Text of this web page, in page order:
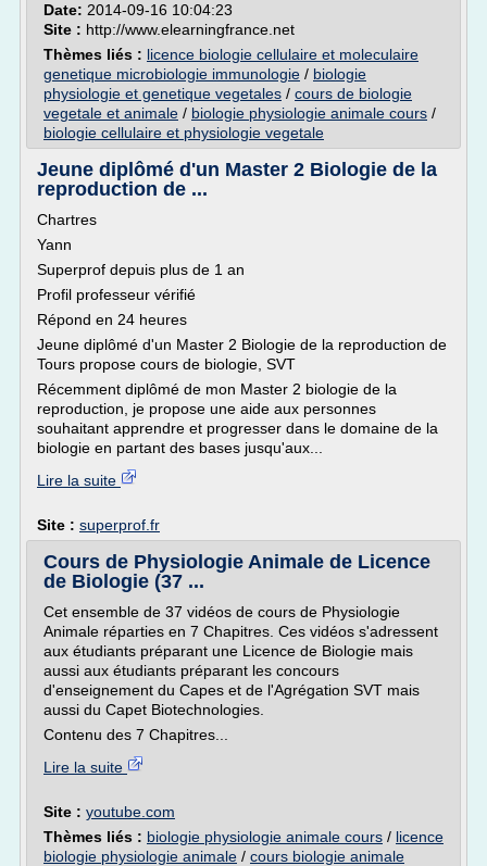
Date: 2014-09-16 10:04:23
Site : http://www.elearningfrance.net
Thèmes liés : licence biologie cellulaire et moleculaire
genetique microbiologie immunologie / biologie
physiologie et genetique vegetales / cours de biologie
vegetale et animale / biologie physiologie animale cours /
biologie cellulaire et physiologie vegetale
Jeune diplômé d'un Master 2 Biologie de la
reproduction de ...
Chartres
Yann
Superprof depuis plus de 1 an
Profil professeur vérifié
Répond en 24 heures
Jeune diplômé d'un Master 2 Biologie de la reproduction de
Tours propose cours de biologie, SVT
Récemment diplômé de mon Master 2 biologie de la
reproduction, je propose une aide aux personnes
souhaitant apprendre et progresser dans le domaine de la
biologie en partant des bases jusqu'aux...
Lire la suite
Site : superprof.fr
Cours de Physiologie Animale de Licence
de Biologie (37 ...
Cet ensemble de 37 vidéos de cours de Physiologie
Animale réparties en 7 Chapitres. Ces vidéos s'adressent
aux étudiants préparant une Licence de Biologie mais
aussi aux étudiants préparant les concours
d'enseignement du Capes et de l'Agrégation SVT mais
aussi du Capet Biotechnologies.
Contenu des 7 Chapitres...
Lire la suite
Site : youtube.com
Thèmes liés : biologie physiologie animale cours / licence
biologie physiologie animale / cours biologie animale